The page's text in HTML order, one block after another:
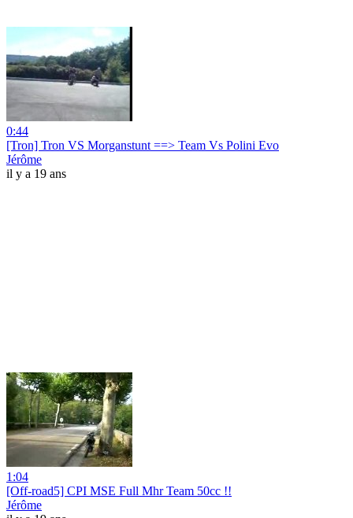
0:44
[Tron] Tron VS Morganstunt ==> Team Vs Polini Evo
Jérôme
il y a 19 ans
1:04
[Off-road5] CPI MSE Full Mhr Team 50cc !!
Jérôme